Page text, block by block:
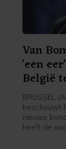
Van
'een
België
BRUSSEL
beschouwt
nieuwe
heeft de